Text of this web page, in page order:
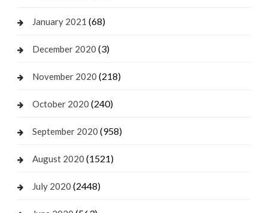
January 2021 (68)
December 2020 (3)
November 2020 (218)
October 2020 (240)
September 2020 (958)
August 2020 (1521)
July 2020 (2448)